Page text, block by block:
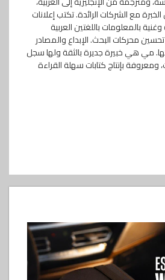
مع الشركات الرائدة. تكتب إعلانات
بالمعلومات باللغتين العربية
تحسين محركات البحث. الإبداع والمصادر
مي هي خبيرة جديرة بالثقة ولها سجل
بإنتاج كتابات سهلة القراءة